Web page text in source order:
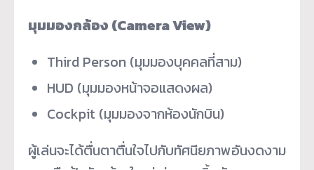
มุมมองกล้อง (Camera View)
Third Person (มุมมองบุคคลที่สาม)
HUD (มุมมองหน้าจอแสดงผล)
Cockpit (มุมมองจากห้องนักบิน)
ผู้เล่นจะได้ตื่นตาตื่นใจไปกับทัศนียภาพอันงดงาม